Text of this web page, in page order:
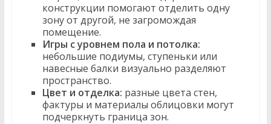
конструкции помогают отделить одну
зону от другой, не загромождая
помещение.
Игры с уровнем пола и потолка:
небольшие подиумы, ступеньки или
навесные балки визуально разделяют
пространство.
Цвет и отделка: разные цвета стен,
фактуры и материалы облицовки могут
подчеркнуть граница зон.